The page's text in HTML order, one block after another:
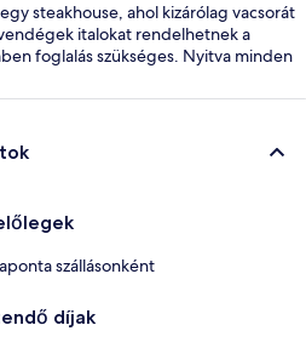
steakhouse, ahol kizárólag vacsorát
italokat rendelhetnek a
foglalás szükséges. Nyitva minden
szállásonként
díjak